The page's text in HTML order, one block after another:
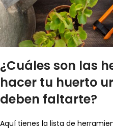
¿Cuáles son las
hacer tu huerto
deben faltarte?
Aquí tienes la lista de